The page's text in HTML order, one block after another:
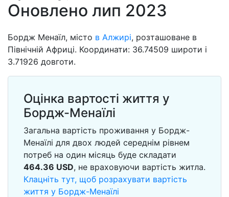
Оновлено лип 2023
Бордж Менаїл, місто в Алжирі, розташоване в
Північній Африці. Координати: 36.74509 широти і
3.71926 довготи.
Оцінка вартості життя у
Бордж-Менаїлі
Загальна вартість проживання у Бордж-
Менаїлі для двох людей середнім рівнем
потреб на один місяць буде складати
464.36 USD, не враховуючи вартість житла.
Клацніть тут, щоб розрахувати вартість
життя у Бордж-Менаїлі